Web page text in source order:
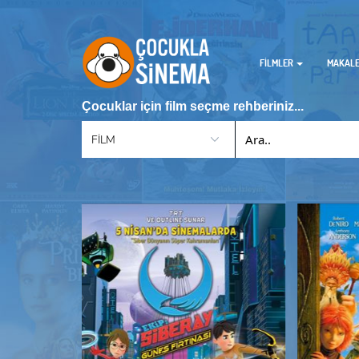
FİLMLER
Çocuklar için film seçme rehberiniz...